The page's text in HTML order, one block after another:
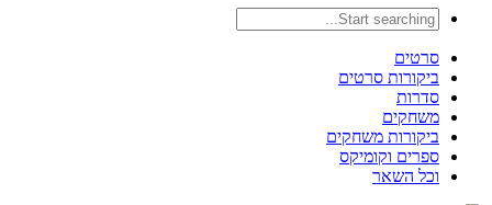
סרטים
ביקורות סרטים
סדרות
משחקים
ביקורות משחקים
ספרים וקומיקס
וכל השאר